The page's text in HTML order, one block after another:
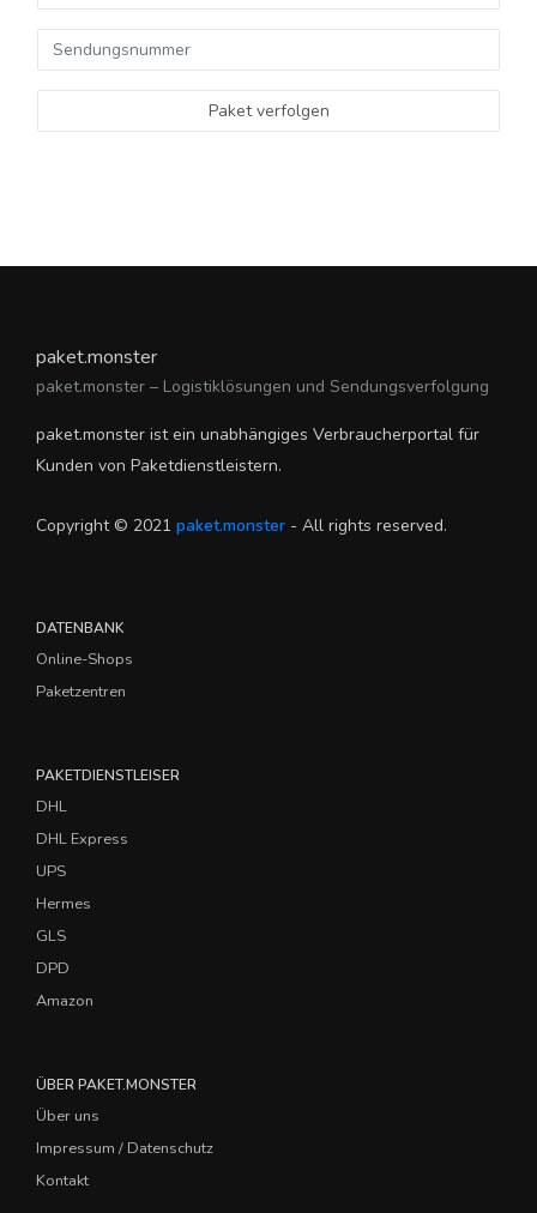
Paket verfolgen
paket.monster
paket.monster – Logistiklösungen und Sendungsverfolgung
paket.monster ist ein unabhängiges Verbraucherportal für
Kunden von Paketdienstleistern.
Copyright © 2021 paket.monster - All rights reserved.
DATENBANK
Online-Shops
Paketzentren
PAKETDIENSTLEISER
DHL
DHL Express
UPS
Hermes
GLS
DPD
Amazon
ÜBER PAKET.MONSTER
Über uns
Impressum / Datenschutz
Kontakt